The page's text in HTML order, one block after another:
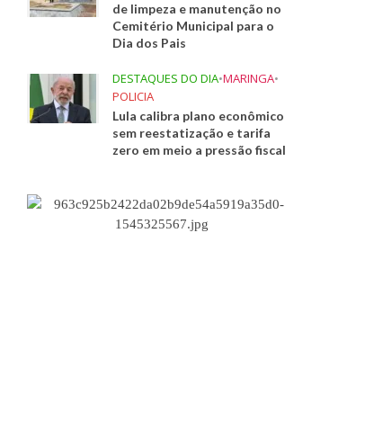
de limpeza e manutenção no
Cemitério Municipal para o
Dia dos Pais
DESTAQUES DO DIA•MARINGA•
POLICIA
Lula calibra plano econômico
sem reestatização e tarifa
zero em meio a pressão fiscal